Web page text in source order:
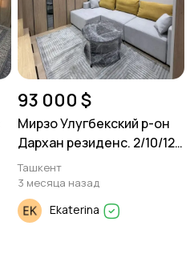
93 000 $
Мирзо Улугбекский р-он
Дархан резиденс. 2/10/12.
45м²
Ташкент
3 месяца назад
Ekaterina